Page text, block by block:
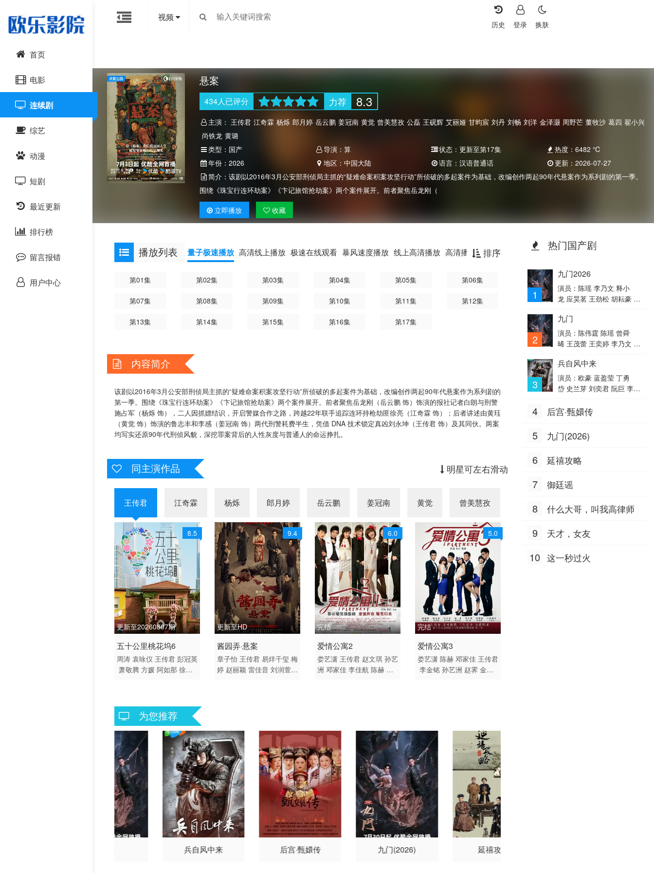
视频
换肤
登录
历史
首页
电影
动作片
喜剧片
爱情片
科幻片
恐怖片
剧情片
战争片
悬疑片
连续剧
综艺
大陆综艺
日韩综艺
港台综艺
欧美综艺
动漫
国产动漫
日韩动漫
欧美动漫
短剧
最近更新
排行榜
留言报错
用户中心
悬案
434人已评分 力荐 8.3
主演： 王传君 江奇霖 杨烁 郎月婷 岳云鹏 姜冠南 黄觉 曾美慧孜 公磊 王砚辉 艾丽娅 甘昀宸 刘丹 刘畅 刘洋 金泽灏 周野芒 董牧沙 葛四 翟小兴
尚铁龙 黄璐
类型： 国产 导演：算 状态：更新至第17集 热度： 6482 ℃
年份： 2026 地区：中国大陆 语言：汉语普通话 更新： 2026-07-27
简介： 该剧以2016年3月公安部刑侦局主抓的“疑难命案积案攻坚行动”所侦破的多起案件为基础，改编创作两起90年代悬案作为系列剧的第一季。
围绕《珠宝行连环劫案》《卞记旅馆抢劫案》两个案件展开。前者聚焦岳龙刚（
立即播放 收藏
播放列表 排序
量子极速播放 高清线上播放 极速在线观看 暴风速度播放 线上高清播放 高清播放器 高清云播放器 光速播放
第01集 第02集 第03集 第04集 第05集 第06集
第07集 第08集 第09集 第10集 第11集 第12集
第13集 第14集 第15集 第16集 第17集
内容简介
该剧以2016年3月公安部刑侦局主抓的“疑难命案积案攻坚行动”所侦破的多起案件为基础，改编创作两起90年代悬案作为系列剧的
第一季。围绕《珠宝行连环劫案》《卞记旅馆抢劫案》两个案件展开。前者聚焦岳龙刚（岳云鹏 饰）饰演的报社记者白朗与刑警
施占军（杨烁 饰），二人因抓嫖结识，开启警媒合作之路，跨越22年联手追踪连环持枪劫匪徐亮（江奇霖 饰）；后者讲述由黄珏
（黄觉 饰）饰演的鲁志丰和李感（姜冠南 饰）两代刑警耗费半生，凭借 DNA 技术锁定真凶刘永坤（王传君 饰）及其同伙。两案
均写实还原90年代刑侦风貌，深挖罪案背后的人性灰度与普通人的命运挣扎。
同主演作品 明星可左右滑动
王传君 江奇霖 杨烁 郎月婷 岳云鹏 姜冠南 黄觉 曾美慧孜 王砚辉 艾丽娅
8.5
更新至20260807期
2026 / 中国大陆 / 汉语普
通话
真人秀 大陆综艺
五十公里桃花坞6
周涛 袁咏仪 王传君 彭冠英
萧敬腾 方媛 阿如那 徐志
9.4
更新至HD
2024 / 中国大陆,中国香
港 / 汉语普通话,沪语
剧情 犯罪
酱园弄·悬案
章子怡 王传君 易烊千玺 梅
婷 赵丽颖 雷佳音 刘润萱
6.0
完结
2011 / 大陆 / 国语
喜剧 爱情 国产
爱情公寓2
娄艺潇 王传君 赵文琪 孙艺
洲 邓家佳 李佳航 陈赫 榕
5.0
完结
2012 / 大陆 / 国语
剧情 喜剧 爱情 国产
爱情公寓3
娄艺潇 陈赫 邓家佳 王传君
李金铭 孙艺洲 赵霁 金世
为您推荐
兵自风中来 后宫·甄嬛传 九门(2026) 延禧攻略
热门国产剧
1
九门2026
演员：陈瑶 李乃文 释小
龙 应昊茗 王劲松 胡耘豪 季
晞 王奕婷
2
九门
演员：陈伟霆 陈瑶 曾舜
晞 王茂蕾 王奕婷 李乃文 释
豪 徐正溪 章涛 王祖一 刘
畅 杨钧丞 杨昊博 陈鸿锦 吴
圣麒 林秋楠 扈帷 雷丰瑞
3
兵自风中来
演员：欧豪 蓝盈莹 丁勇
岱 史兰芽 刘奕君 阮巨 李幼
军 杨舒 吴岳阳 张进 陈方
荀 费鲤齐 夏侯镔 徐洪浩 傅
程鹏 谢心
4 后宫·甄嬛传
5 九门(2026)
6 延禧攻略
7 御廷谣
8 什么大哥，叫我高律师
9 天才，女友
10 这一秒过火